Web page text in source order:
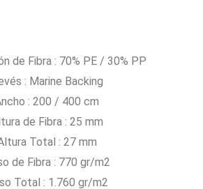
de Fibra : 70% PE / 30% PP
: Marine Backing
: 200 / 400 cm
de Fibra : 25 mm
Total : 27 mm
de Fibra : 770 gr/m2
Total : 1.760 gr/m2